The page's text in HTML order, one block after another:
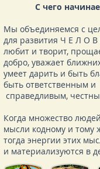
С чего
Мы объединяемся с
для развития Ч Е Л О
любит и творит,
добро, уважает
умеет дарить и быть
быть ответственным и
справедливым,
Когда множество
мысли кодному и тому
тогда энергии этих
и материализуются в